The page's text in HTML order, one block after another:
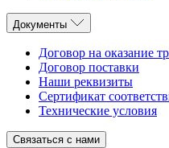
Документы
Договор на оказание
Договор поставки
Наши реквизиты
Сертификат
Технические условия
Связаться с нами